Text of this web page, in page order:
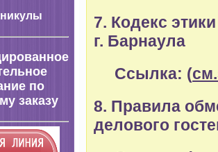
по
заказу
7. Кодекс
г. Барнаула
Ссылка: (
8. Правила
делового